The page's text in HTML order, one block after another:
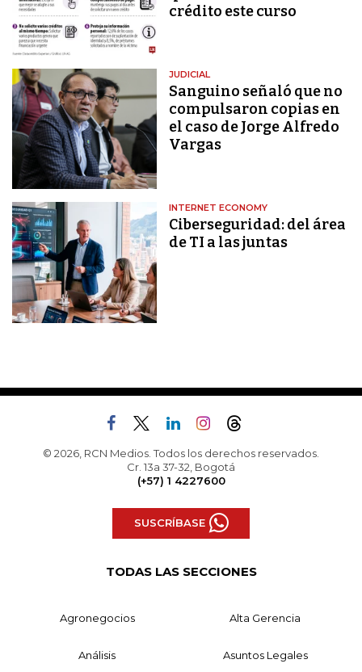
crédito este curso
JUDICIAL
Sanguino señaló que no
compulsaron copias en
el caso de Jorge Alfredo
Vargas
INTERNET ECONOMY
Ciberseguridad: del área
de TI a las juntas
© 2026, RCN Medios. Todos los derechos reservados.
Cr. 13a 37-32, Bogotá
(+57) 1 4227600
SUSCRÍBASE
TODAS LAS SECCIONES
Agronegocios Alta Gerencia
Análisis Asuntos Legales